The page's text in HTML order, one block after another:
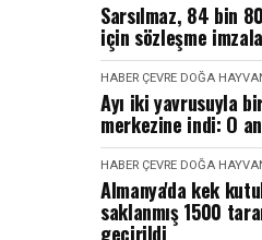
Sarsılmaz, 84 bin
için sözleşme
HABER ÇEVRE DOĞA
Ayı iki yavrusuyla
merkezine indi: O
HABER ÇEVRE DOĞA
Almanya'da kek
saklanmış 1500
geçirildi